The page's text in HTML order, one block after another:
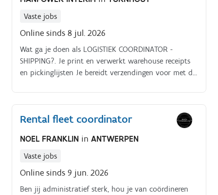
Vaste jobs
Online sinds 8 jul. 2026
Wat ga je doen als LOGISTIEK COORDINATOR -
SHIPPING?. Je print en verwerkt warehouse receipts
en pickinglijsten Je bereidt verzendingen voor met de
carrierportalen Je plant zendingen efficiënt in en
denkt mee over consolidaties en volumeberekeningen
zendingen en maakt de nodige declaraties op Je volgt
verzendingen op in het magazijn en tijdens levering
contacten en lost logistieke uitdagingen snel op
Rental fleet coordinator
NOEL FRANKLIN in ANTWERPEN
Vaste jobs
Online sinds 9 jun. 2026
Ben jij administratief sterk, hou je van coördineren